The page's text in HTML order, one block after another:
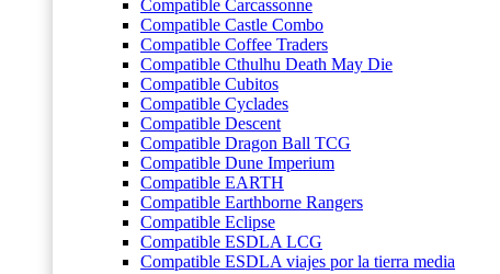
Compatible Carcassonne
Compatible Castle Combo
Compatible Coffee Traders
Compatible Cthulhu Death May Die
Compatible Cubitos
Compatible Cyclades
Compatible Descent
Compatible Dragon Ball TCG
Compatible Dune Imperium
Compatible EARTH
Compatible Earthborne Rangers
Compatible Eclipse
Compatible ESDLA LCG
Compatible ESDLA viajes por la tierra media